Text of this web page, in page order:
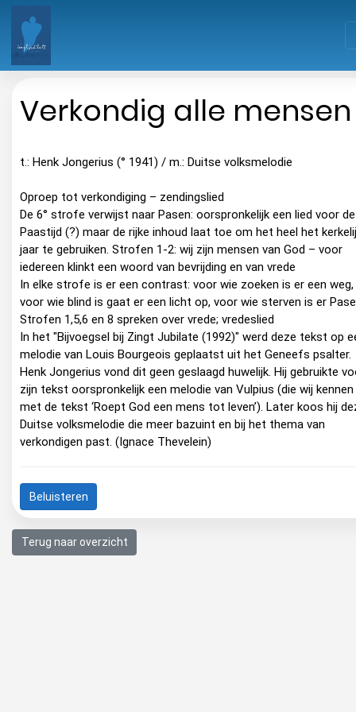
Verkondig alle mensen
t.: Henk Jongerius (° 1941) / m.: Duitse volksmelodie
Oproep tot verkondiging – zendingslied
De 6° strofe verwijst naar Pasen: oorspronkelijk een lied voor de
Paastijd (?) maar de rijke inhoud laat toe om het heel het
jaar te gebruiken. Strofen 1-2: wij zijn mensen van God – voor
iedereen klinkt een woord van bevrijding en van vrede
In elke strofe is er een contrast: voor wie zoeken is er een weg,
voor wie blind is gaat er een licht op, voor wie sterven is er
Strofen 1,5,6 en 8 spreken over vrede; vredeslied
In het "Bijvoegsel bij Zingt Jubilate (1992)" werd deze tekst op
melodie van Louis Bourgeois geplaatst uit het Geneefs psalter.
Henk Jongerius vond dit geen geslaagd huwelijk. Hij gebruikte
zijn tekst oorspronkelijk een melodie van Vulpius (die wij kennen
met de tekst ‘Roept God een mens tot leven’). Later koos hij
Duitse volksmelodie die meer bazuint en bij het thema van
verkondigen past. (Ignace Thevelein)
Beluisteren
Terug naar overzicht